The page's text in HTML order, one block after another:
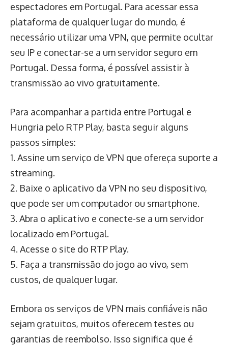
espectadores em Portugal. Para acessar essa
plataforma de qualquer lugar do mundo, é
necessário utilizar uma VPN, que permite ocultar
seu IP e conectar-se a um servidor seguro em
Portugal. Dessa forma, é possível assistir à
transmissão ao vivo gratuitamente.
Para acompanhar a partida entre Portugal e
Hungria pelo RTP Play, basta seguir alguns
passos simples:
1. Assine um serviço de VPN que ofereça suporte a
streaming.
2. Baixe o aplicativo da VPN no seu dispositivo,
que pode ser um computador ou smartphone.
3. Abra o aplicativo e conecte-se a um servidor
localizado em Portugal.
4. Acesse o site do RTP Play.
5. Faça a transmissão do jogo ao vivo, sem
custos, de qualquer lugar.
Embora os serviços de VPN mais confiáveis não
sejam gratuitos, muitos oferecem testes ou
garantias de reembolso. Isso significa que é